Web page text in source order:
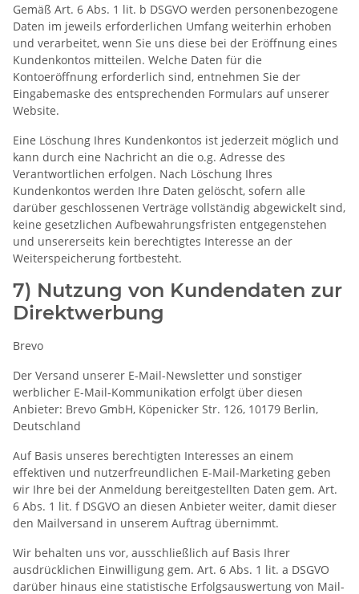
Gemäß Art. 6 Abs. 1 lit. b DSGVO werden personenbezogene
Daten im jeweils erforderlichen Umfang weiterhin erhoben
und verarbeitet, wenn Sie uns diese bei der Eröffnung eines
Kundenkontos mitteilen. Welche Daten für die
Kontoeröffnung erforderlich sind, entnehmen Sie der
Eingabemaske des entsprechenden Formulars auf unserer
Website.
Eine Löschung Ihres Kundenkontos ist jederzeit möglich und
kann durch eine Nachricht an die o.g. Adresse des
Verantwortlichen erfolgen. Nach Löschung Ihres
Kundenkontos werden Ihre Daten gelöscht, sofern alle
darüber geschlossenen Verträge vollständig abgewickelt sind,
keine gesetzlichen Aufbewahrungsfristen entgegenstehen
und unsererseits kein berechtigtes Interesse an der
Weiterspeicherung fortbesteht.
7) Nutzung von Kundendaten zur
Direktwerbung
Brevo
Der Versand unserer E-Mail-Newsletter und sonstiger
werblicher E-Mail-Kommunikation erfolgt über diesen
Anbieter: Brevo GmbH, Köpenicker Str. 126, 10179 Berlin,
Deutschland
Auf Basis unseres berechtigten Interesses an einem
effektiven und nutzerfreundlichen E-Mail-Marketing geben
wir Ihre bei der Anmeldung bereitgestellten Daten gem. Art.
6 Abs. 1 lit. f DSGVO an diesen Anbieter weiter, damit dieser
den Mailversand in unserem Auftrag übernimmt.
Wir behalten uns vor, ausschließlich auf Basis Ihrer
ausdrücklichen Einwilligung gem. Art. 6 Abs. 1 lit. a DSGVO
darüber hinaus eine statistische Erfolgsauswertung von Mail-